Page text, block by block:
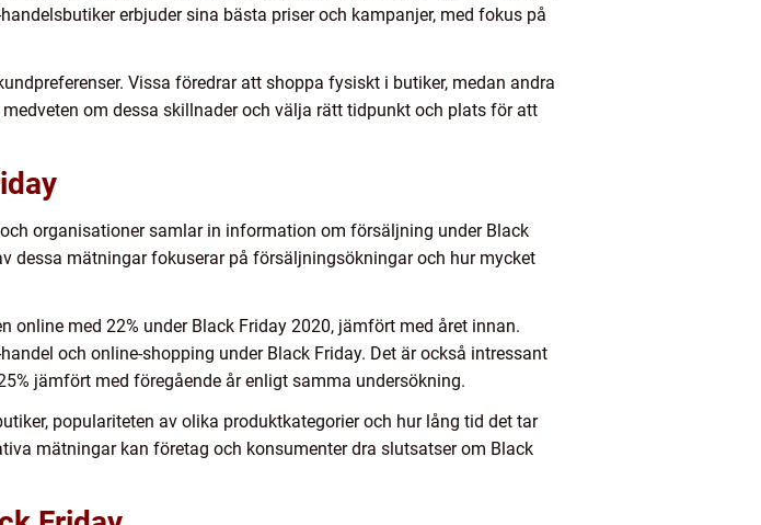
erbjuder sina bästa priser och kampanjer, med fokus på
Vissa föredrar att shoppa fysiskt i butiker, medan andra
om dessa skillnader och välja rätt tidpunkt och plats för att
organisationer samlar in information om försäljning under Black
dessa mätningar fokuserar på försäljningsökningar och hur mycket
med 22% under Black Friday 2020, jämfört med året innan.
och online-shopping under Black Friday. Det är också intressant
jämfört med föregående år enligt samma undersökning.
populariteten av olika produktkategorier och hur lång tid det tar
mätningar kan företag och konsumenter dra slutsatser om Black